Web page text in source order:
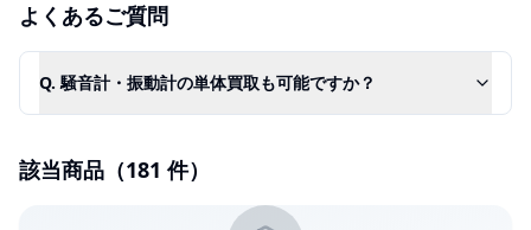
よくあるご質問
Q.騒音計・振動計の単体買取も可能ですか？
該当商品（181 件）